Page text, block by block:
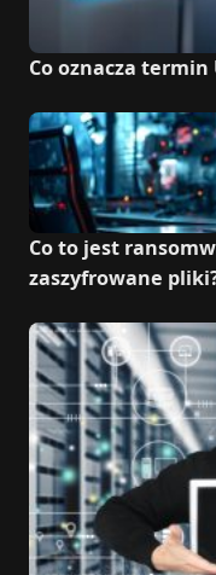
Co oznacza
Co to jest
zaszyfrowane